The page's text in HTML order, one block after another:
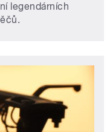
legendárních